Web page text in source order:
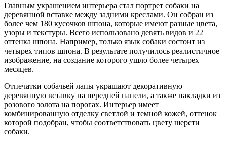
Главным украшением интерьера стал портрет собаки на
деревянной вставке между задними креслами. Он собран из
более чем 180 кусочков шпона, которые имеют разные цвета,
узоры и текстуры. Всего использовано девять видов и 22
оттенка шпона. Например, только язык собаки состоит из
четырех типов шпона. В результате получилось реалистичное
изображение, на создание которого ушло более четырех
месяцев.
Отпечатки собачьей лапы украшают декоративную
деревянную вставку на передней панели, а также накладки из
розового золота на порогах. Интерьер имеет
комбинированную отделку светлой и темной кожей, оттенок
которой подобран, чтобы соответствовать цвету шерсти
собаки.